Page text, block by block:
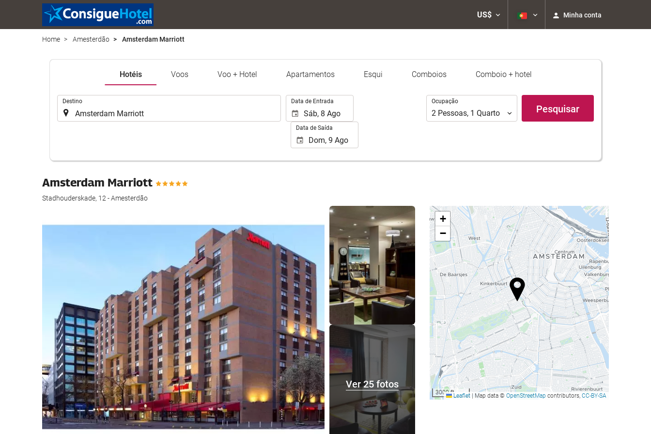
US$ Minha conta
Home Amesterdão Amsterdam Marriott
Hotéis Voos Voo + Hotel Apartamentos Esqui Comboios Comboio + hotel
Destino Data de Entrada
Data de Saída
Ocupação
Ocupação
2 Pessoas, 1 Quarto Pesquisar
Amsterdam Marriott
Stadhouderskade, 12 - Amesterdão
Ver 25 fotos
+
−
3000 ftLeaflet Map data © OpenStreetMap contributors, CC-BY-SA